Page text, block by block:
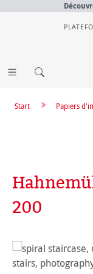
Papiers
Start
200
Ignorer la galerie